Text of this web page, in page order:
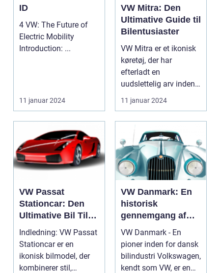
ID
4 VW: The Future of
Electric Mobility
Introduction: ...
11 januar 2024
VW Mitra: Den
Ultimative Guide til
Bilentusiaster
VW Mitra er et ikonisk
køretøj, der har
efterladt en
uudslettelig arv inden
for bilindustrien. Med
s...
11 januar 2024
VW Passat
Stationcar: Den
Ultimative Bil Til
Bilejerne og
Bilentusiaster
Indledning: VW Passat
Stationcar er en
ikonisk bilmodel, der
kombinerer stil,
VW Danmark: En
historisk
gennemgang af
bilproducentens
udvikling og
betydning for
bilentusiaster og -
VW Danmark - En
pioner inden for dansk
bilindustri Volkswagen,
kendt som VW, er en